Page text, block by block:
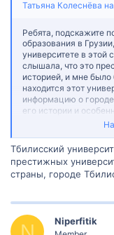
Татьяна Колеснёва
Ребята, подскажите
образования в
университете в этой
слышала, что это
историей, и мне было
находится этот
информацию о
его истории и
советы от студентов
университета, если
образовательного
интересных аспектов
вас за вашу помощь
Тбилисский
престижных
страны, городе
Niperfitik